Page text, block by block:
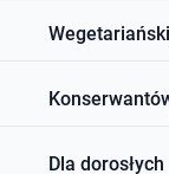
Dla dorosłych